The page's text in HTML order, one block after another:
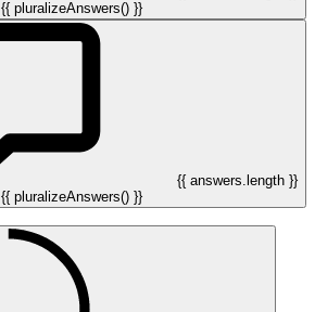
{{ pluralizeAnswers() }}
{{ answers.length }}
{{ pluralizeAnswers() }}